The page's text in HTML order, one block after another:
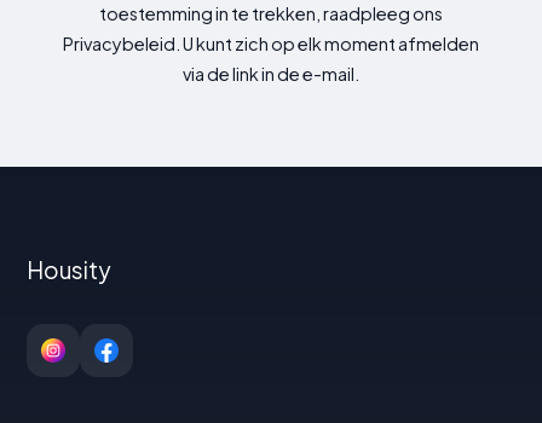
toestemming in te trekken, raadpleeg ons
Privacybeleid. U kunt zich op elk moment afmelden
via de link in de e-mail.
Housity